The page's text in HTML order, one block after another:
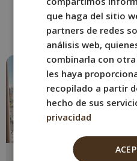
que mejor
Doble Balcón
que haga del sitio
partners de redes
análisis web,
combinarla con
les haya
recopilado a partir
hecho de sus
privacidad